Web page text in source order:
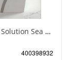
BeauuGreen Hydrogel Eye Patch Firming Solution Sea Cocumber & Black Гидрогелевые патчи для кожи вокруг глаз с экстрактом черного морского огурца 60 шт 90 гр
400398932